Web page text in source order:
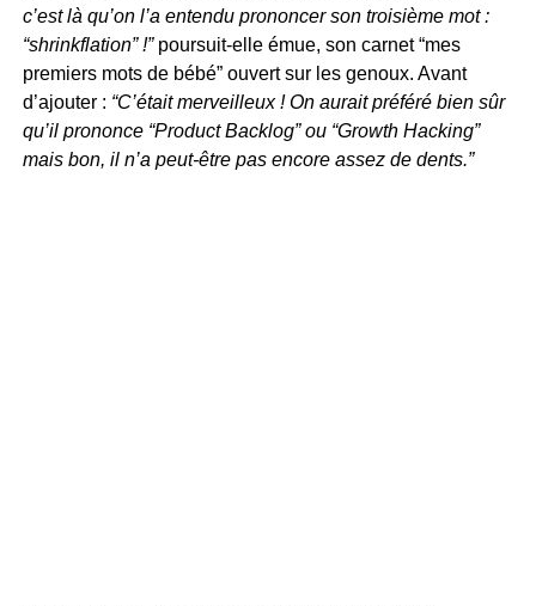
c’est là qu’on l’a entendu prononcer son troisième mot :
“shrinkflation” !” poursuit-elle émue, son carnet “mes
premiers mots de bébé” ouvert sur les genoux. Avant
d’ajouter : “C’était merveilleux ! On aurait préféré bien sûr
qu’il prononce “Product Backlog” ou “Growth Hacking”
mais bon, il n’a peut-être pas encore assez de dents.”